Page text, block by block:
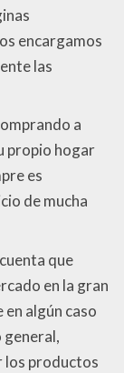
encargamos
las
a
propio hogar
es
de mucha
que
en la gran
en algún caso
general,
los productos